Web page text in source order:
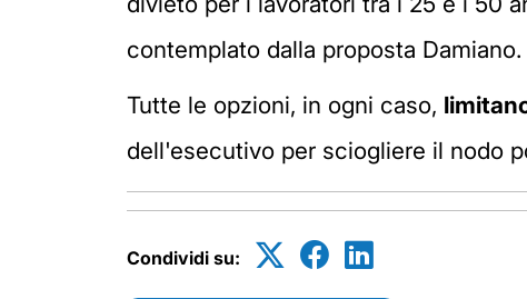
contemplato dalla proposta Damiano.
Tutte le opzioni, in ogni caso,
dell'esecutivo per sciogliere il nodo
Condividi su: